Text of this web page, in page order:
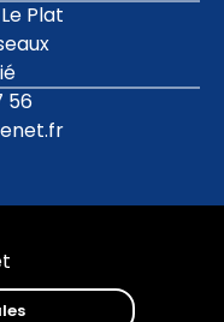
Plat
56